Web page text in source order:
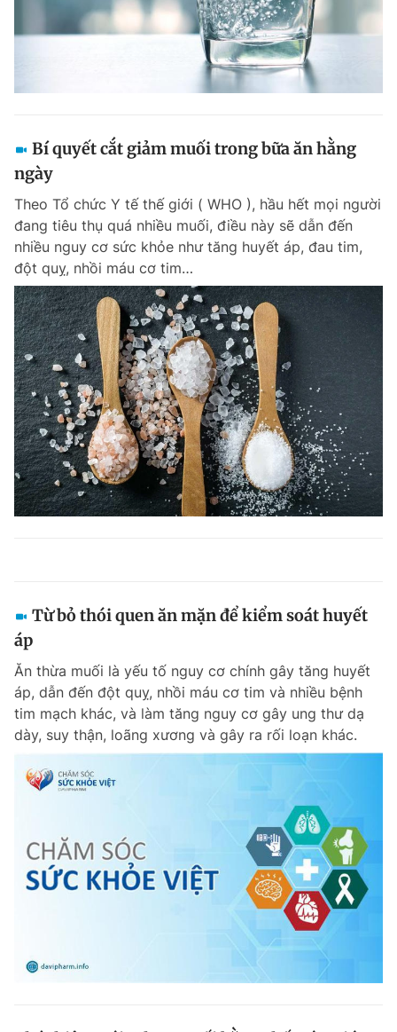
Bí quyết cắt giảm muối trong bữa ăn hằng
ngày
Theo Tổ chức Y tế thế giới ( WHO ), hầu hết mọi người
đang tiêu thụ quá nhiều muối, điều này sẽ dẫn đến
nhiều nguy cơ sức khỏe như tăng huyết áp, đau tim,
đột quỵ, nhồi máu cơ tim…
Từ bỏ thói quen ăn mặn để kiểm soát huyết
áp
Ăn thừa muối là yếu tố nguy cơ chính gây tăng huyết
áp, dẫn đến đột quỵ, nhồi máu cơ tim và nhiều bệnh
tim mạch khác, và làm tăng nguy cơ gây ung thư dạ
dày, suy thận, loãng xương và gây ra rối loạn khác.